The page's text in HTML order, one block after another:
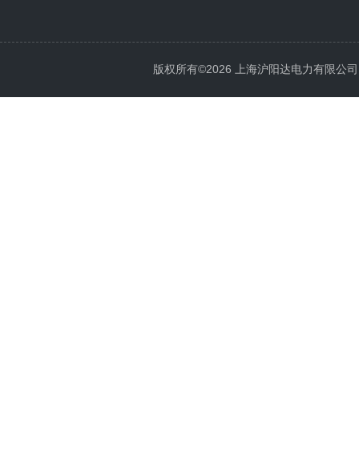
版权所有©2026 上海沪阳达电力有限公